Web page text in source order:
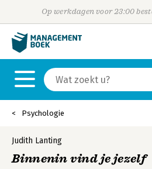
Op werkdagen voor 23:00
Psychologie
Judith Lanting
Binnenin vind je jezelf